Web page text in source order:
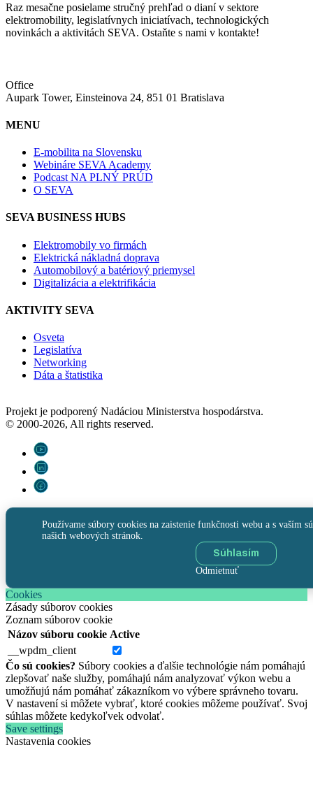
Raz mesačne posielame stručný prehľad o dianí v sektore
elektromobility, legislatívnych iniciatívach, technologických
novinkách a aktivitách SEVA. Ostaňte s nami v kontakte!
Office
Aupark Tower, Einsteinova 24, 851 01 Bratislava
MENU
E-mobilita na Slovensku
Webináre SEVA Academy
Podcast NA PLNÝ PRÚD
O SEVA
SEVA BUSINESS HUBS
Elektromobily vo firmách
Elektrická nákladná doprava
Automobilový a batériový priemysel
Digitalizácia a elektrifikácia
AKTIVITY SEVA
Osveta
Legislatíva
Networking
Dáta a štatistika
Projekt je podporený Nadáciou Ministerstva hospodárstva.
© 2000-2026, All rights reserved.
Používame súbory cookies na zaistenie funkčnosti webu a s vaším
našich webových stránok.
Súhlasím
Odmietnuť
Cookies
Zásady súborov cookies
Zoznam súborov cookie
Názov súboru cookie Active
__wpdm_client
Čo sú cookies? Súbory cookies a ďalšie technológie nám pomáhajú
zlepšovať naše služby, pomáhajú nám analyzovať výkon webu a
umožňujú nám pomáhať zákazníkom vo výbere správneho tovaru.
V nastavení si môžete vybrať, ktoré cookies môžeme používať. Svoj
súhlas môžete kedykoľvek odvolať.
Save settings
Nastavenia cookies